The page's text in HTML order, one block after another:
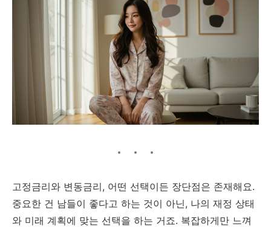
고정금리와 변동금리, 어떤 선택이든 장단점은 존재해요.
중요한 건 남들이 좋다고 하는 것이 아닌, 나의 재정 상태
와 미래 계획에 맞는 선택을 하는 거죠. 복잡하게만 느껴